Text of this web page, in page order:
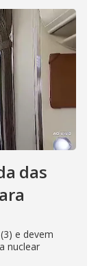
das
e devem
nuclear